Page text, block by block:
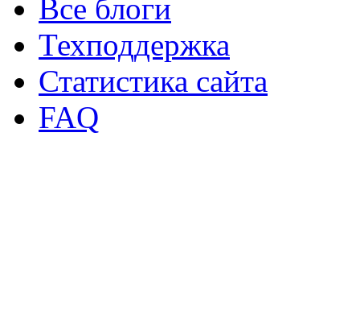
Все блоги
Техподдержка
Статистика сайта
FAQ